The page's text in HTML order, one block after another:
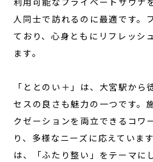
お問い合
JA
栃木県那須町簑沢563-4
0287-73-5333
人同士で訪れるのに最適です。
ており、心身ともにリフレッシ
ます。
「ととのい＋」は、大宮駅から
セスの良さも魅力の一つです。
クゼーションを両立できるコワ
り、多様なニーズに応えていま
は、「ふたり整い」をテーマに